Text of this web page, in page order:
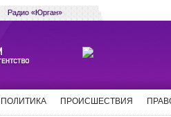
Радио «Юрган»
ПОЛИТИКА ПРОИСШЕСТВИЯ